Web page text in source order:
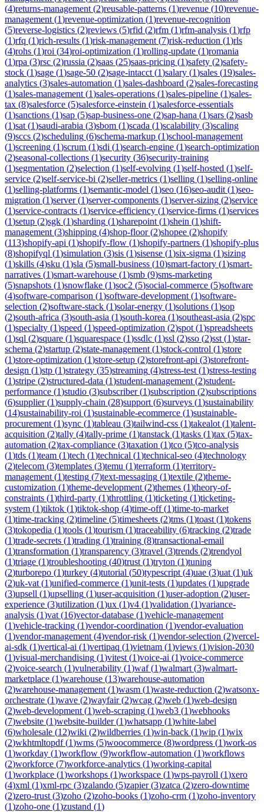
(4)returns-management (2)reusable-patterns (1)revenue (10)revenue-
management (1)revenue-optimization (1)revenue-recognition
(5)reverse-logistics (2)reviews (5)rfid (2)rfm (1)rfm-analysis (1)rfp
(1)rfq (1)rich-results (1)risk-management (7)risk-reduction (1)rls
(4)rohs (1)roi (34)roi-optimization (1)rolling-update (1)romania
(1)rpa (3)rsc (2)russia (2)saas (25)saas-pricing (1)safety (2)safety-
stock (1)sage (1)sage-50 (2)sage-intacct (1)salary (1)sales (19)sales-
analytics (3)sales-automation (1)sales-dashboard (2)sales-forecasting
(1)sales-management (1)sales-operations (1)sales-pipeline (1)sales-
tax (8)salesforce (5)salesforce-einstein (1)salesforce-essentials
(1)sanctions (1)sap (5)sap-business-one (2)sap-hana (1)sars (2)sasb
(1)sat (1)saudi-arabia (3)sbom (1)scada (1)scalability (3)scaling
(9)sccs (2)scheduling (6)schema-markup (1)school-management
(1)screening (1)scrum (1)sdi (1)search-engine (1)search-optimization
(2)seasonal-collections (1)security (36)security-training
(1)segmentation (2)selection (1)self-evolving (1)self-hosted (1)self-
service (2)self-service-bi (2)seller-metrics (1)selling (1)selling-online
(1)selling-platforms (1)semantic-model (1)seo (16)seo-audit (1)seo-
migration (1)server(1)server-components (1)server-sizing (2)service
(1)service-contracts (1)service-efficiency (1)service-firms (1)services
(1)setup (2)sgk (1)sharding (1)sharepoint (1)shein (1)shift-
management (3)shipping (4)shop-floor(2)shopee (2)shopify
(113)shopify-api (1)shopify-flow (1)shopify-partners (1)shopify-plus
(8)shopifyql (1)simulation (3)sis (1)sisense (1)six-sigma (1)sizing
(1)skills (4)sku (1)sla (5)small-business (10)smart-factory (1)smart-
narratives (1)smart-warehouse (1)smb (9)sms-marketing
(5)snapshots (1)snowflake (1)soc2 (5)social-commerce (5)software
(4)software-comparison (1)software-development (1)software-
selection (2)software-stack (1)solar-energy (1)solutions (1)sop
(2)south-africa (3)south-asia (1)south-korea (1)southeast-asia (2)spc
(1)specialty (1)speed (1)speed-optimization (2)spot (1)spreadsheets
(1)sql (2)square (1)squarespace (1)ssdlc (1)ssl (2)sso (2)sst (1)star-
schema (2)startup (2)state-management (1)stock-control (1)store
(1)store-optimization (1)store-setup (2)storefront-api (3)storefront-
design (1)stp (1)strategy (35)streaming (4)stress-test (1)stress-testing
(1)stripe (2)structured-data (1)student-management (2)student-
performance (1)studio (3)subscriber(1)subscription (2)subscriptions
(6)supplier(1)supply-chain (28)support (6)surveys (1)sustainability
(14)sustainability-roi (1)sustainable-ecommerce (1)sustainable-
procurement (1)sync (1)tableau (3)tailwind-css (1)takealot (1)talent-
acquisition (2)tally (4)tally-prime (1)tanstack (1)tasks (1)tax (5)tax-
automation (2)tax-compliance (3)taxation (1)tco (5)tco-analysis
(1)tds (1)team (1)tech (1)technical (1)technical-seo (4)technology
(2)telecom (3)templates (3)temu (1)terraform (1)territory-
management (1)testing (7)text-messaging (1)textile (2)theme-
customization (1)theme-development (2)themes (1)theory-of-
constraints (1)third-party (1)throttling (1)ticketing (1)ticketing-
system (1)tiktok (1)tiktok-shop (4)time-off(1)time-to-market
(1)time-tracking (2)timeline (5)timesheets (2)tms (1)toast (1)tokens
(3)tokopedia (1)tools (1)tourism (1)traceability (6)tracking (2)trade
(1)trade-secrets (1)trading (1)training (8)transactional-email
(1)transformation (1)transparency (3)travel (3)trends (2)trendyol
(1)triage (1)troubleshooting (40)trust (1)tryton (1)tuning
(2)turborepo (1)turkey (4)tutorial (50)typescript (4)uae (3)uat (1)uk
(2)uk-vat (1)unified-commerce (1)unit-tests (1)updates (1)upgrade
(3)upsell (1)upselling (1)user-acquisition (1)user-adoption (2)user-
experience (3)utilization (1)ux (1)v4 (1)validation (1)variance-
analysis (1)vat (16)vector-database (1)vehicle-management
(1)vehicle-tracking (1)vendor-coordination (1)vendor-evaluation
(1)vendor-management (4)vendor-risk (1)vendor-selection (2)vercel-
ai-sdk (1)vertical-ai (1)vertipaq (1)vietnam (1)views (1)vision-2030
(1)visual-merchandising (1)vitest (1)voice-ai (1)voice-commerce
(2)voice-search (1)vulnerability (1)waf(1)walmart (3)walmart-
marketplace (1)warehouse (13)warehouse-automation
(2)warehouse-management (1)wasm (1)waste-reduction (2)watsonx-
orchestrate (1)wave (2)wayfair(2)wcag (2)web (1)web-design
(2)web-development (1)web-scraping (1)web3 (1)webhooks
(7)website (1)website-builder(1)whatsapp (1)white-label
(6)wholesale (12)wiki (2)wildberries (1)win-back (1)wip (1)wix
(2)wkhtmltopdf(1)wms (5)woocommerce (8)wordpress (1)work-os
(1)workday (1)workflow (9)workflow-automation (1)workflows
(2)workforce (7)workforce-analytics (1)working-capital
(1)workplace (1)workshops (1)workspace (1)wps-payroll (1)xero
(4)xml (1)xml-rpc (3)zalando (5)zapier(3)zatca (2)zero-downtime
(2)zero-trust (3)zoho (2)zoho-books (1)zoho-crm (1)zoho-inventory
(1)zoho-one (1)zustand (1)